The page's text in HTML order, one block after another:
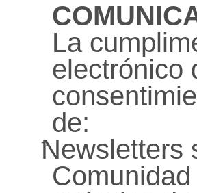
La
electrónico
de:
-.
Newsletters